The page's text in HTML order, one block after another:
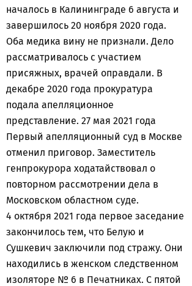
началось в Калининграде 6 августа и
завершилось 20 ноября 2020 года.
Оба медика вину не признали. Дело
рассматривалось с участием
присяжных, врачей оправдали. В
декабре 2020 года прокуратура
подала апелляционное
представление. 27 мая 2021 года
Первый апелляционный суд в Москве
отменил приговор. Заместитель
генпрокурора ходатайствовал о
повторном рассмотрении дела в
Московском областном суде.
4 октября 2021 года первое заседание
закончилось тем, что Белую и
Сушкевич заключили под стражу. Они
находились в женском следственном
изоляторе № 6 в Печатниках. С пятой